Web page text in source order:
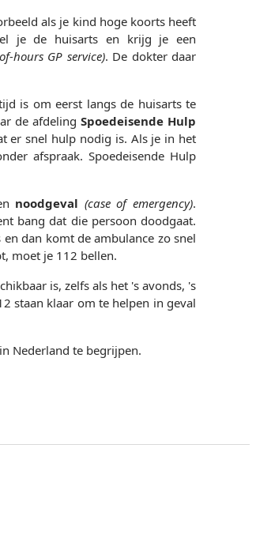
als je kind hoge koorts heeft
je de huisarts en krijg je een
hours GP service). De dokter daar
is om eerst langs de huisarts te
de afdeling Spoedeisende Hulp
er snel hulp nodig is. Als je in het
afspraak. Spoedeisende Hulp
noodgeval (case of emergency).
bang dat die persoon doodgaat.
dan komt de ambulance zo snel
moet je 112 bellen.
is, zelfs als het 's avonds, 's
staan klaar om te helpen in geval
Nederland te begrijpen.